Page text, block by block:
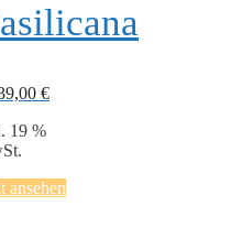
€
19 %
ansehen